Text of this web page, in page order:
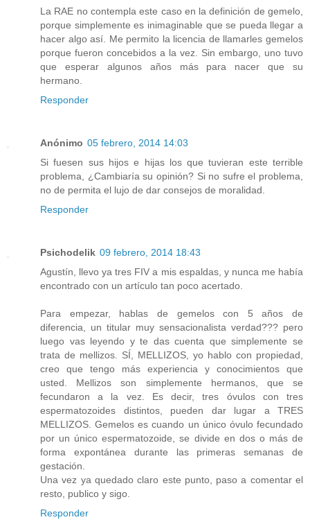
La RAE no contempla este caso en la definición de gemelo,
porque simplemente es inimaginable que se pueda llegar a
hacer algo así. Me permito la licencia de llamarles gemelos
porque fueron concebidos a la vez. Sin embargo, uno tuvo
que esperar algunos años más para nacer que su
hermano.
Responder
Anónimo 05 febrero, 2014 14:03
Si fuesen sus hijos e hijas los que tuvieran este terrible
problema, ¿Cambiaría su opinión? Si no sufre el problema,
no de permita el lujo de dar consejos de moralidad.
Responder
Psichodelik 09 febrero, 2014 18:43
Agustín, llevo ya tres FIV a mis espaldas, y nunca me había
encontrado con un artículo tan poco acertado.
Para empezar, hablas de gemelos con 5 años de
diferencia, un titular muy sensacionalista verdad??? pero
luego vas leyendo y te das cuenta que simplemente se
trata de mellizos. SÍ, MELLIZOS, yo hablo con propiedad,
creo que tengo más experiencia y conocimientos que
usted. Mellizos son simplemente hermanos, que se
fecundaron a la vez. Es decir, tres óvulos con tres
espermatozoides distintos, pueden dar lugar a TRES
MELLIZOS. Gemelos es cuando un único óvulo fecundado
por un único espermatozoide, se divide en dos o más de
forma expontánea durante las primeras semanas de
gestación.
Una vez ya quedado claro este punto, paso a comentar el
resto, publico y sigo.
Responder